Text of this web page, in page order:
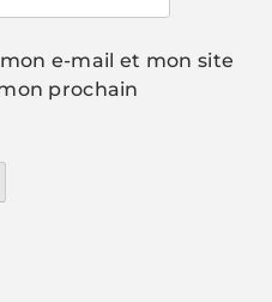
e-mail et mon site
prochain